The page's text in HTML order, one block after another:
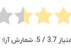
3.7 / 5. شمارش آرا: